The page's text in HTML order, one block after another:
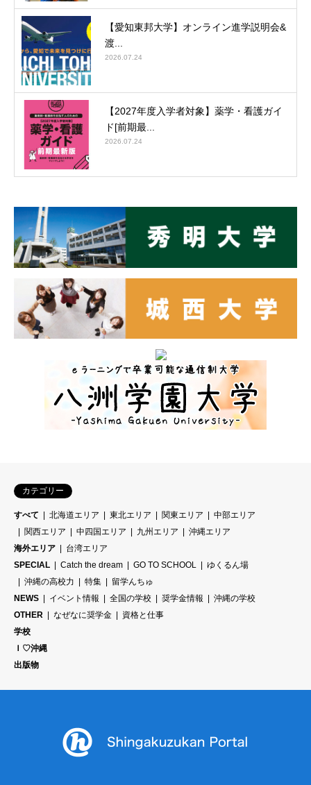
【愛知東邦大学】オンライン進学説明会&
渡...
2026.07.24
【2027年度入学者対象】薬学・看護ガイ
ド[前期最...
2026.07.24
カテゴリー
すべて 北海道エリア 東北エリア 関東エリア
中部エリア
関西エリア
中四国エリア 九州エリア
沖縄エリア
海外エリア
台湾エリア
SPECIAL
Catch the dream GO TO SCHOOL
ゆくるん場
沖縄の高校力
特集
留学んちゅ
NEWS
イベント情報 全国の学校 奨学金情報
沖縄の学校
OTHER
なぜなに奨学金
資格と仕事
学校
Ｉ♡沖縄
出版物